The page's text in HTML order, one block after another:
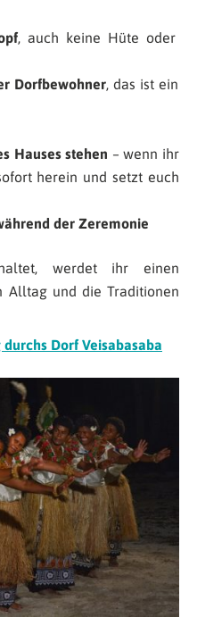
, auch keine Hüte oder
Dorfbewohner , das ist ein
Hauses stehen – wenn ihr
herein und setzt euch
der Zeremonie
werdet ihr einen
Alltag und die Traditionen
Dorf Veisabasaba